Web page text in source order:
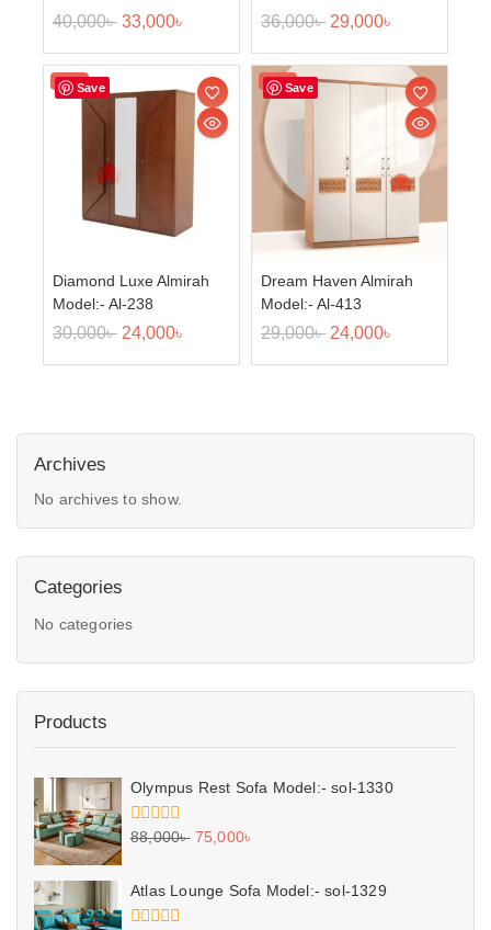
40,000৳ 33,000৳ 36,000৳ 29,000৳
Save
Sale!
Diamond Luxe Almirah
Model:- Al-238
30,000৳ 24,000৳
Save
Sale!
Dream Haven Almirah
Model:- Al-413
29,000৳ 24,000৳
Archives
No archives to show.
Categories
No categories
Products
Olympus Rest Sofa Model:- sol-1330
0
5
88,000৳ 75,000৳
Atlas Lounge Sofa Model:- sol-1329